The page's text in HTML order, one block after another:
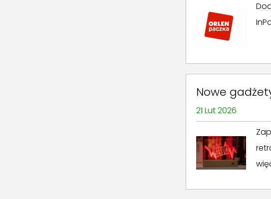
Nowe
21 Lut 2026